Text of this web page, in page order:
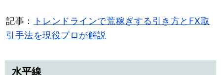
記事：
トレンドラインで荒稼ぎする引き方とFX取
引手法を現役プロが解説
水平線